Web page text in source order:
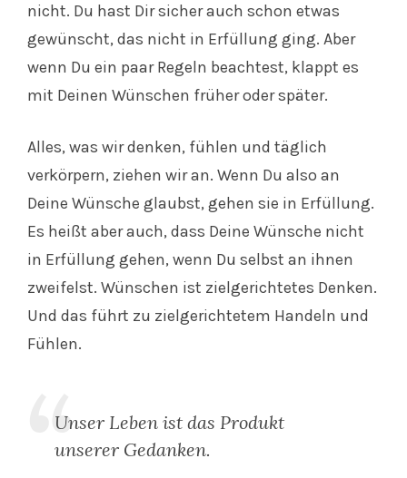
nicht. Du hast Dir sicher auch schon etwas
gewünscht, das nicht in Erfüllung ging. Aber
wenn Du ein paar Regeln beachtest, klappt es
mit Deinen Wünschen früher oder später.
Alles, was wir denken, fühlen und täglich
verkörpern, ziehen wir an. Wenn Du also an
Deine Wünsche glaubst, gehen sie in Erfüllung.
Es heißt aber auch, dass Deine Wünsche nicht
in Erfüllung gehen, wenn Du selbst an ihnen
zweifelst. Wünschen ist zielgerichtetes Denken.
Und das führt zu zielgerichtetem Handeln und
Fühlen.
Unser Leben ist das Produkt
unserer Gedanken.